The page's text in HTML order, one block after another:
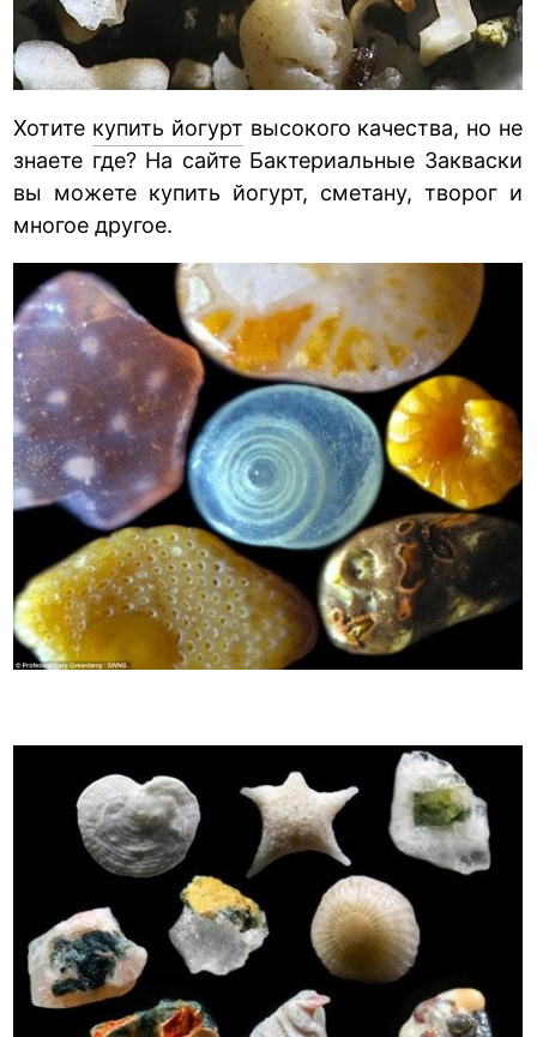
Хотите купить йогурт высокого качества, но не
знаете где? На сайте Бактериальные Закваски
вы можете купить йогурт, сметану, творог и
многое другое.